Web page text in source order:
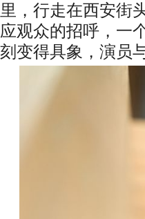
里，行走在西安街
应观众的招呼，一
刻变得具象，演员